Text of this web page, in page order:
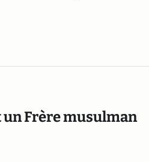
Frère musulman